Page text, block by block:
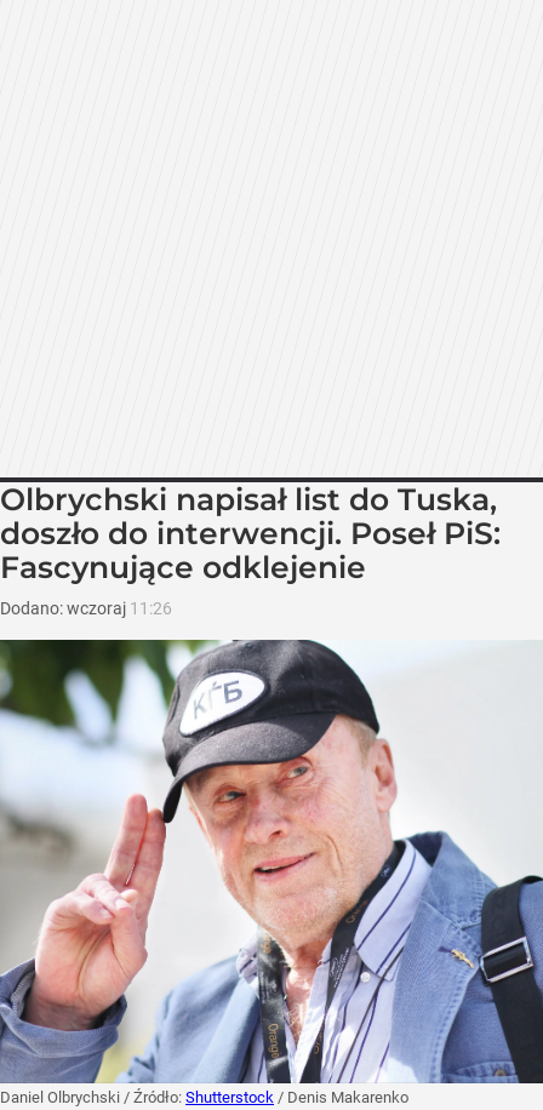
Olbrychski napisał list do Tuska,
doszło do interwencji. Poseł PiS:
Fascynujące odklejenie
Dodano:wczoraj 11:26
Daniel Olbrychski / Źródło: Shutterstock / Denis Makarenko